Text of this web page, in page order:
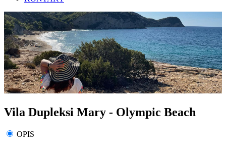
Vila Dupleksi Mary - Olympic Beach
OPIS